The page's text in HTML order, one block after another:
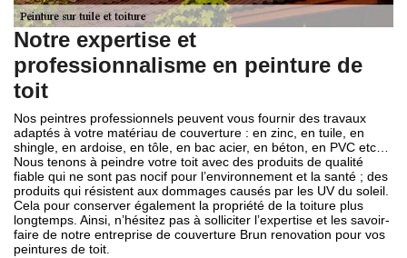
Notre expertise et
professionnalisme en peinture de
toit
Nos peintres professionnels peuvent vous fournir des travaux
adaptés à votre matériau de couverture : en zinc, en tuile, en
shingle, en ardoise, en tôle, en bac acier, en béton, en PVC etc…
Nous tenons à peindre votre toit avec des produits de qualité
fiable qui ne sont pas nocif pour l’environnement et la santé ; des
produits qui résistent aux dommages causés par les UV du soleil.
Cela pour conserver également la propriété de la toiture plus
longtemps. Ainsi, n’hésitez pas à solliciter l’expertise et les savoir-
faire de notre entreprise de couverture Brun renovation pour vos
peintures de toit.